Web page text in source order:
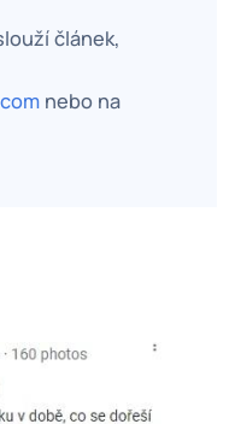
článek,
nebo na